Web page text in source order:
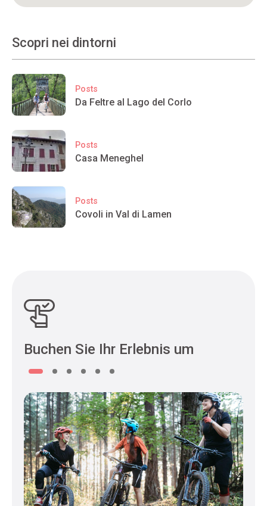
Scopri nei dintorni
Posts
Da Feltre al Lago del Corlo
Posts
Casa Meneghel
Posts
Covoli in Val di Lamen
Buchen Sie Ihr Erlebnis um